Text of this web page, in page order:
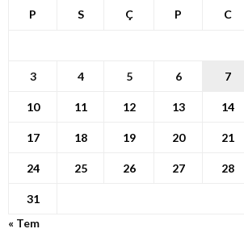
P S Ç P C
3 4 5 6 7
10 11 12 13 14
17 18 19 20 21
24 25 26 27 28
31
« Tem